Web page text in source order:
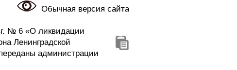
Обычная версия сайта
№ 6 «О ликвидации
Ленинградской
администрации